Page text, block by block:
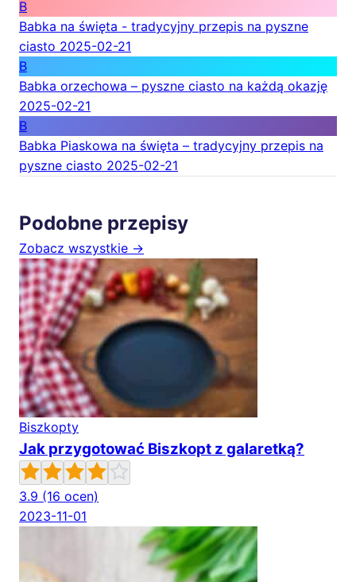
B
Babka na święta - tradycyjny przepis na pyszne
ciasto 2025-02-21
B
Babka orzechowa – pyszne ciasto na każdą okazję
2025-02-21
B
Babka Piaskowa na święta – tradycyjny przepis na
pyszne ciasto 2025-02-21
Podobne przepisy
Zobacz wszystkie →
Biszkopty
Jak przygotować Biszkopt z galaretką?
3.9 (16 ocen)
2023-11-01